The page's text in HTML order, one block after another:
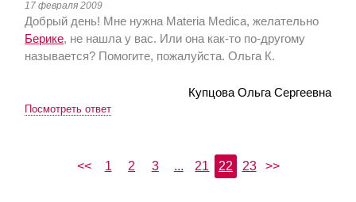
17 февраля 2009
Добрый день! Мне нужна Materia Medica, желательно
Берике, не нашла у вас. Или она как-то по-другому
называется? Помогите, пожалуйста. Ольга К.
Купцова Ольга Сергеевна
Посмотреть ответ
<< 1 2 3 ... 21 22 23 >>